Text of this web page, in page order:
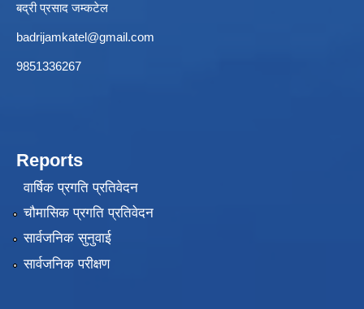
बद्री प्रसाद जम्कटेल
badrijamkatel@gmail.com
9851336267
Reports
वार्षिक प्रगति प्रतिवेदन
चौमासिक प्रगति प्रतिवेदन
सार्वजनिक सुनुवाई
सार्वजनिक परीक्षण